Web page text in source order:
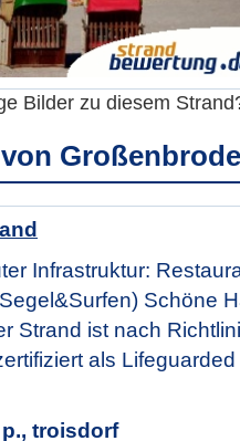
Bilder zu diesem
Infrastruktur:
Schöne
Strand ist nach
als
troisdorf